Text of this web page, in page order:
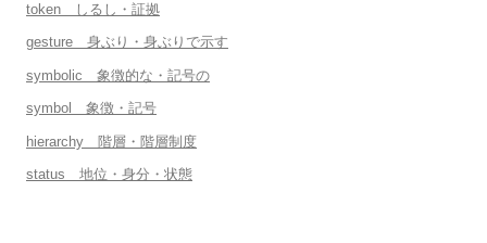
token しるし・証拠
gesture 身ぶり・身ぶりで示す
symbolic 象徴的な・記号の
symbol 象徴・記号
hierarchy 階層・階層制度
status 地位・身分・状態